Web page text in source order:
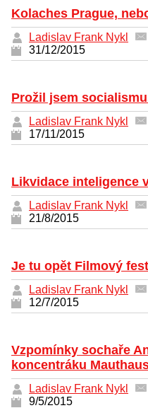
Kolaches Prague,
Ladislav Frank Nykl
31/12/2015
Prožil jsem
Ladislav Frank Nykl
17/11/2015
Likvidace inteligence
Ladislav Frank Nykl
21/8/2015
Je tu opět Filmový
Ladislav Frank Nykl
12/7/2015
Vzpomínky sochaře
koncentráku
Ladislav Frank Nykl
9/5/2015